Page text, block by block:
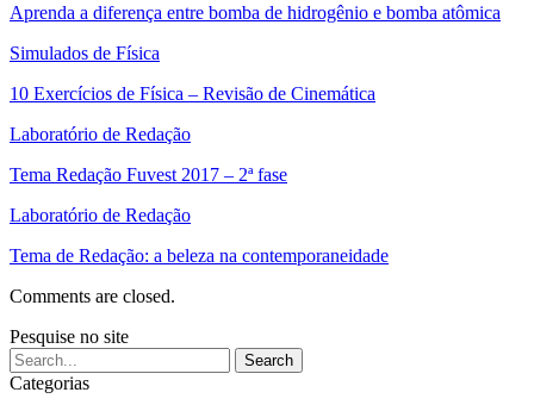
Aprenda a diferença entre bomba de hidrogênio e bomba atômica
Simulados de Física
10 Exercícios de Física – Revisão de Cinemática
Laboratório de Redação
Tema Redação Fuvest 2017 – 2ª fase
Laboratório de Redação
Tema de Redação: a beleza na contemporaneidade
Comments are closed.
Pesquise no site
Categorias